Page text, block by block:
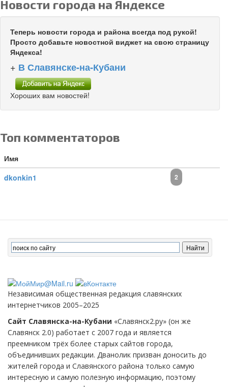
Новости города на Яндексе
Теперь новости города и района всегда под рукой!
Просто добавьте новостной виджет на свою страницу
Яндекса!
+ В Славянске-на-Кубани
Хороших вам новостей!
Топ комментаторов
Имя
dkonkin1
2
Независимая общественная редакция славянских
интернетчиков 2005–2025
Сайт Славянска-на-Кубани «Славянск2.ру» (он же
Славянск 2.0) работает с 2007 года и является
преемником трёх более старых сайтов города,
объединивших редакции. Дванолик призван доносить до
жителей города и Славянского района только самую
интересную и самую полезную информацию, поэтому